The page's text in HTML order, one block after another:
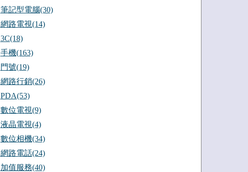
筆記型電腦(30)
網路電視(14)
3C(18)
手機(163)
門號(19)
網路行銷(26)
PDA(53)
數位電視(9)
液晶電視(4)
數位相機(34)
網路電話(24)
加值服務(40)